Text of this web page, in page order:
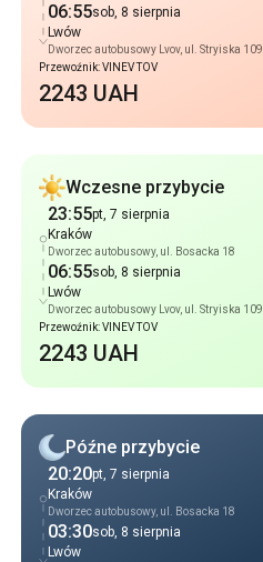
06:55sob, 8 sierpnia
Lwów
Dworzec autobusowy Lvov, ul. Stryiska 109
Przewoźnik: VINEV TOV
2243 UAH
Wczesne przybycie
23:55pt, 7 sierpnia
Kraków
Dworzec autobusowy, ul. Bosacka 18
06:55sob, 8 sierpnia
Lwów
Dworzec autobusowy Lvov, ul. Stryiska 109
Przewoźnik: VINEV TOV
2243 UAH
Późne przybycie
20:20pt, 7 sierpnia
Kraków
Dworzec autobusowy, ul. Bosacka 18
03:30sob, 8 sierpnia
Lwów